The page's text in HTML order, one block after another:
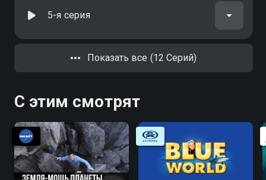
5-я серия
Показать все (12 Серий)
С этим смотрят